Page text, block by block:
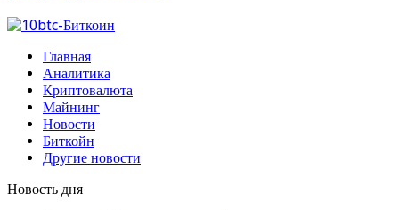
Главная
Аналитика
Криптовалюта
Майнинг
Новости
Биткойн
Другие новости
Новость дня